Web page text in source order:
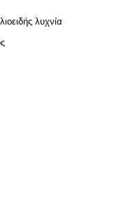
λυχνία